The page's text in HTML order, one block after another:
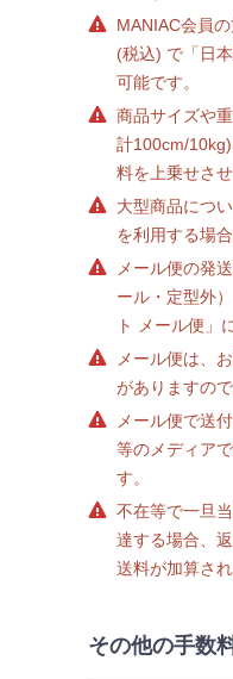
MANIAC会員
(税込) で「日
可能です。
商品サイズや
計100cm/
料を上乗せさ
大型商品につ
を利用する場
メール便の発
ール・定型外
ト メール便」
メール便は、
がありますの
メール便で送
等のメディア
す。
不在等で一旦
達する場合、
送料が加算され
その他の手数